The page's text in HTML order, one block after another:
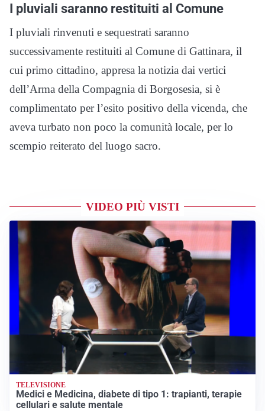
I pluviali saranno restituiti al Comune
I pluviali rinvenuti e sequestrati saranno
successivamente restituiti al Comune di Gattinara, il
cui primo cittadino, appresa la notizia dai vertici
dell’Arma della Compagnia di Borgosesia, si è
complimentato per l’esito positivo della vicenda, che
aveva turbato non poco la comunità locale, per lo
scempio reiterato del luogo sacro.
VIDEO PIÙ VISTI
TELEVISIONE
Medici e Medicina, diabete di tipo 1: trapianti, terapie
cellulari e salute mentale